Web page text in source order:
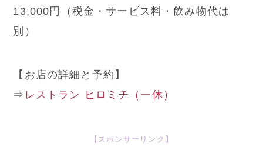
13,000円（税金・サービス料・飲み物代は
別）
【お店の詳細と予約】
⇒ レストラン ヒロミチ（一休）
【スポンサーリンク】